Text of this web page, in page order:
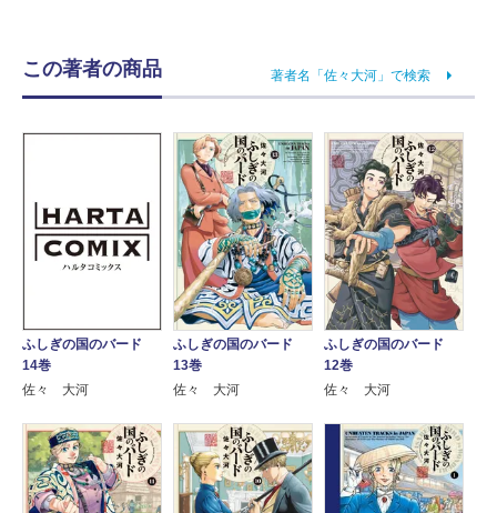
この著者の商品 著者名「佐々大河」で検索
ふしぎの国のバード
14巻
佐々 大河
ふしぎの国のバード
13巻
佐々 大河
ふしぎの国のバード
12巻
佐々 大河